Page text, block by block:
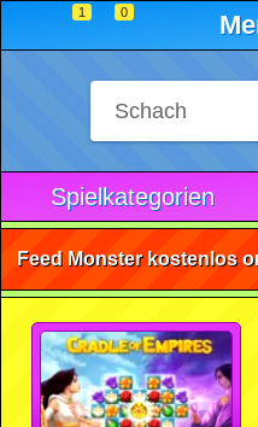
1 0
Spielkategorien